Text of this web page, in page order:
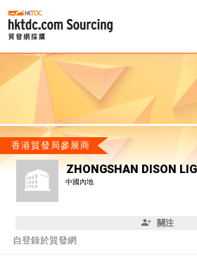
香港貿發局參展商
ZHONGSHAN DISON
中國內地
關注
自登錄於貿發網